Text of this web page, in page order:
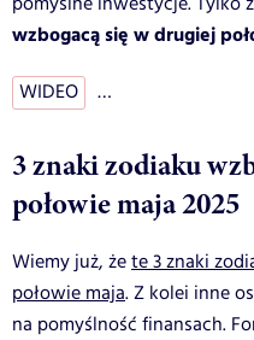
wzbogacą się w drugiej
WIDEO …
3 znaki zodiaku
połowie maja 2025
Wiemy już, żete 3 znaki
połowie maja. Z kolei inne
na pomyślność finansach.